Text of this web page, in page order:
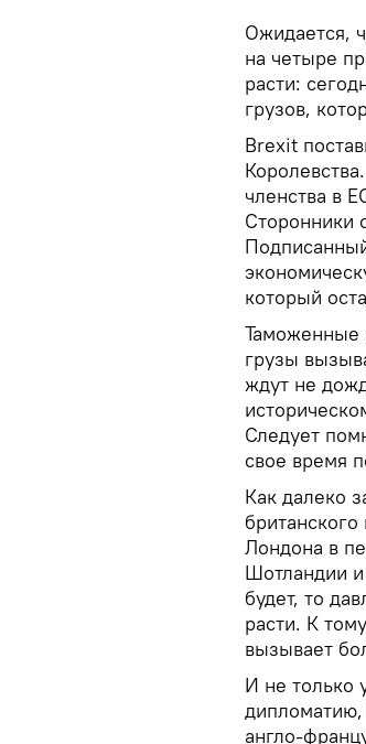
Ожидается,
на четыре
расти:
грузов,
Brexit
членства в
Сторонники
который
Таможенные
грузы
ждут не
Следует
свое время
Как далеко
Лондона в
Шотландии
будет, то
расти. К
вызывает
И не только
дипломатию,
англо-